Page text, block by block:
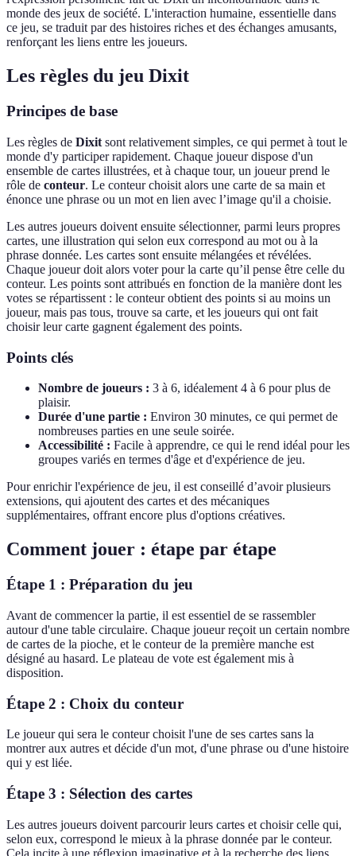
monde des jeux de société. L'interaction humaine, essentielle dans
ce jeu, se traduit par des histoires riches et des échanges amusants,
renforçant les liens entre les joueurs.
Les règles du jeu Dixit
Principes de base
Les règles de Dixit sont relativement simples, ce qui permet à tout le
monde d'y participer rapidement. Chaque joueur dispose d'un
ensemble de cartes illustrées, et à chaque tour, un joueur prend le
rôle de conteur. Le conteur choisit alors une carte de sa main et
énonce une phrase ou un mot en lien avec l’image qu'il a choisie.
Les autres joueurs doivent ensuite sélectionner, parmi leurs propres
cartes, une illustration qui selon eux correspond au mot ou à la
phrase donnée. Les cartes sont ensuite mélangées et révélées.
Chaque joueur doit alors voter pour la carte qu’il pense être celle du
conteur. Les points sont attribués en fonction de la manière dont les
votes se répartissent : le conteur obtient des points si au moins un
joueur, mais pas tous, trouve sa carte, et les joueurs qui ont fait
choisir leur carte gagnent également des points.
Points clés
Nombre de joueurs : 3 à 6, idéalement 4 à 6 pour plus de
plaisir.
Durée d'une partie : Environ 30 minutes, ce qui permet de
nombreuses parties en une seule soirée.
Accessibilité : Facile à apprendre, ce qui le rend idéal pour les
groupes variés en termes d'âge et d'expérience de jeu.
Pour enrichir l'expérience de jeu, il est conseillé d’avoir plusieurs
extensions, qui ajoutent des cartes et des mécaniques
supplémentaires, offrant encore plus d'options créatives.
Comment jouer : étape par étape
Étape 1 : Préparation du jeu
Avant de commencer la partie, il est essentiel de se rassembler
autour d'une table circulaire. Chaque joueur reçoit un certain nombre
de cartes de la pioche, et le conteur de la première manche est
désigné au hasard. Le plateau de vote est également mis à
disposition.
Étape 2 : Choix du conteur
Le joueur qui sera le conteur choisit l'une de ses cartes sans la
montrer aux autres et décide d'un mot, d'une phrase ou d'une histoire
qui y est liée.
Étape 3 : Sélection des cartes
Les autres joueurs doivent parcourir leurs cartes et choisir celle qui,
selon eux, correspond le mieux à la phrase donnée par le conteur.
Cela incite à une réflexion imaginative et à la recherche des liens